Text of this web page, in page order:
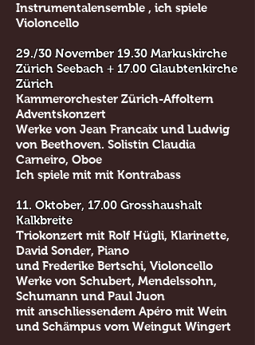
Instrumentalensemble , ich spiele
Violoncello
29./30 November 19.30 Markuskirche
Zürich Seebach + 17.00 Glaubtenkirche
Zürich
Kammerorchester Zürich-Affoltern
Adventskonzert
Werke von Jean Francaix und Ludwig
von Beethoven. Solistin Claudia
Carneiro, Oboe
Ich spiele mit mit Kontrabass
11. Oktober, 17.00 Grosshaushalt
Kalkbreite
Triokonzert mit Rolf Hügli, Klarinette,
David Sonder, Piano
und Frederike Bertschi, Violoncello
Werke von Schubert, Mendelssohn,
Schumann und Paul Juon
mit anschliessendem Apéro mit Wein
und Schämpus vom Weingut Wingert